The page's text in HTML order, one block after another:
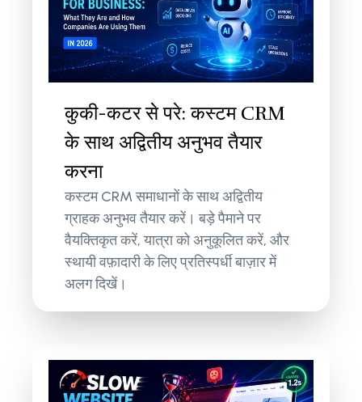
कुकी-कटर से परे: कस्टम CRM
के साथ अद्वितीय अनुभव तैयार
करना
कस्टम CRM समाधानों के साथ अद्वितीय
ग्राहक अनुभव तैयार करें। बड़े पैमाने पर
वैयक्तिकृत करें, यात्रा को अनुकूलित करें, और
स्थायी वफ़ादारी के लिए प्रतिस्पर्धी बाज़ार में
अलग दिखें।